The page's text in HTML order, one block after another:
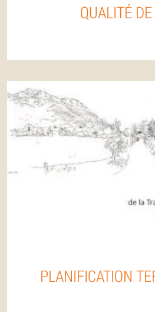
QUALITÉ DE
PLANIFICATION